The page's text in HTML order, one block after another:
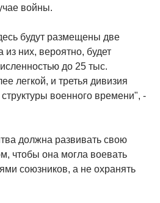
войны.
будут размещены две
них, вероятно, будет
до 25 тыс.
легкой, и третья дивизия
структуры военного времени", -
должна развивать свою
чтобы она могла воевать
союзников, а не охранять